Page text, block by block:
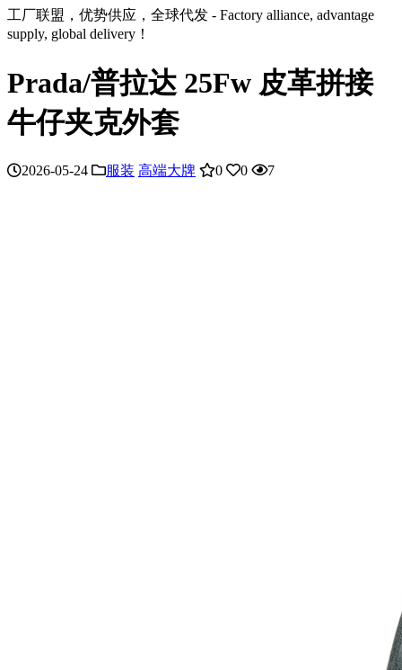
工厂联盟，优势供应，全球代发 - Factory alliance, advantage
supply, global delivery！
Prada/普拉达 25Fw 皮革拼接
牛仔夹克外套
2026-05-24 服装 高端大牌 0 0 7